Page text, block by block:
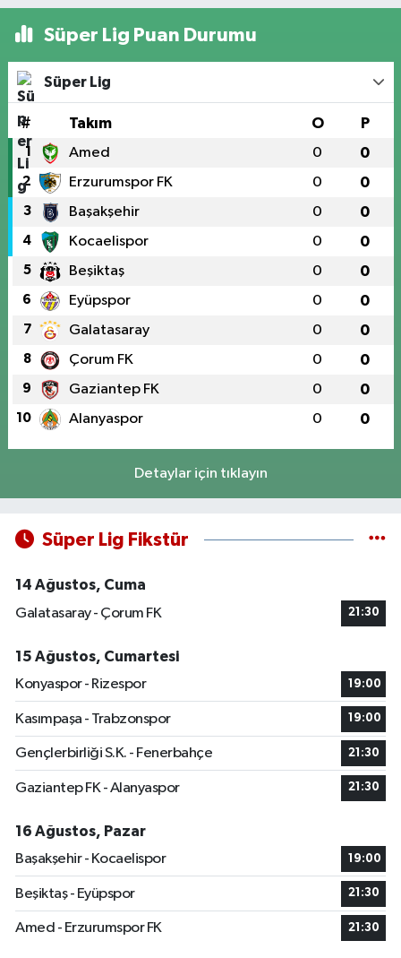
Süper Lig Puan Durumu
Süper Lig
# Takım O P
1 Amed 0 0
2 Erzurumspor FK 0 0
3 Başakşehir 0 0
4 Kocaelispor 0 0
5 Beşiktaş 0 0
6 Eyüpspor 0 0
7 Galatasaray 0 0
8 Çorum FK 0 0
9 Gaziantep FK 0 0
10 Alanyaspor 0 0
Detaylar için tıklayın
Süper Lig Fikstür
14 Ağustos, Cuma
Galatasaray - Çorum FK
21:30
15 Ağustos, Cumartesi
Konyaspor - Rizespor
19:00
Kasımpaşa - Trabzonspor 19:00
Gençlerbirliği S.K. - Fenerbahçe 21:30
Gaziantep FK - Alanyaspor 21:30
16 Ağustos, Pazar
Başakşehir - Kocaelispor
19:00
Beşiktaş - Eyüpspor 21:30
Amed - Erzurumspor FK 21:30